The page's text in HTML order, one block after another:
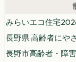
みらいエコ住宅
長野県 高齢者にや
長野市高齢者・障